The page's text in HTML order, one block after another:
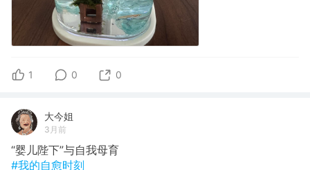
1 0 0
大今姐
3月前
“婴儿陛下”与自我母育
#我的自愈时刻